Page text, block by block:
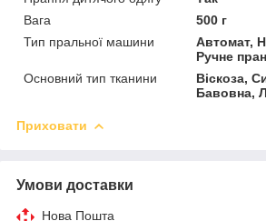
Вага
500 г
Тип пральної машини
Автомат,
Ручне
Основний тип тканини
Віскоза,
Бавовна,
Приховати
Умови доставки
Нова Пошта